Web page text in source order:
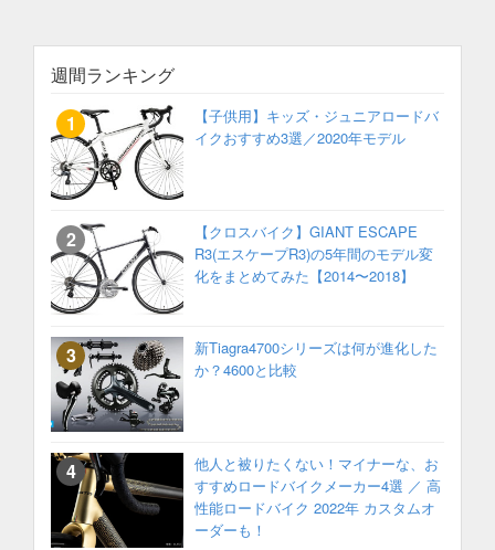
週間ランキング
【子供用】キッズ・ジュニアロードバ
イクおすすめ3選／2020年モデル
【クロスバイク】GIANT ESCAPE
R3(エスケープR3)の5年間のモデル変
化をまとめてみた【2014〜2018】
新Tiagra4700シリーズは何が進化した
か？4600と比較
他人と被りたくない！マイナーな、お
すすめロードバイクメーカー4選 ／ 高
性能ロードバイク 2022年 カスタムオ
ーダーも！